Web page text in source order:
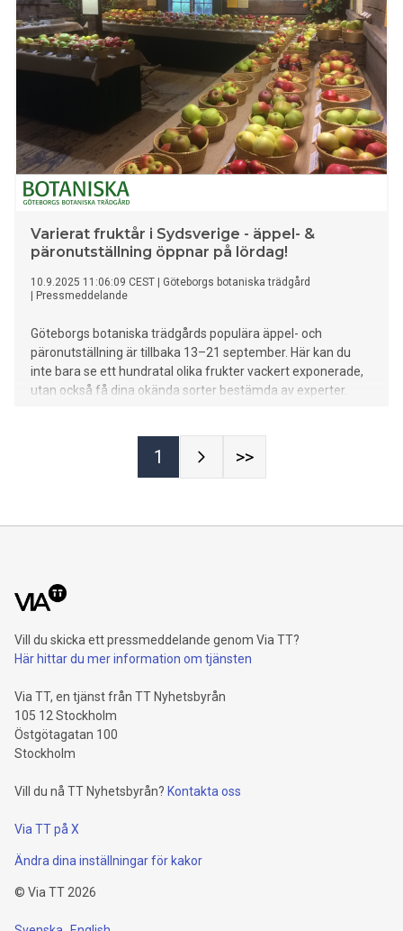
Varierat fruktår i Sydsverige - äppel- &
päronutställning öppnar på lördag!
10.9.2025 11:06:09 CEST
Göteborgs botaniska trädgård
Pressmeddelande
Göteborgs botaniska trädgårds populära äppel- och
päronutställning är tillbaka 13–21 september. Här kan du
inte bara se ett hundratal olika frukter vackert exponerade,
utan också få dina okända sorter bestämda av experter.
1 >>
Vill du skicka ett pressmeddelande genom Via TT?
Här hittar du mer information om tjänsten
Via TT, en tjänst från TT Nyhetsbyrån
105 12 Stockholm
Östgötagatan 100
Stockholm
Vill du nå TT Nyhetsbyrån? Kontakta oss
Via TT på X
Ändra dina inställningar för kakor
© Via TT2026